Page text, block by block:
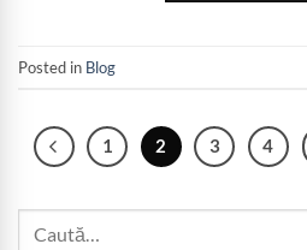
Posted in Blog
1 2 3 4